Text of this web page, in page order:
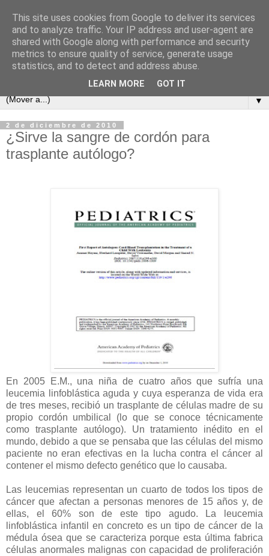
▼
2 de diciembre de 2010
¿Sirve la sangre de cordón para
trasplante autólogo?
En 2005 E.M., una niña de cuatro años que sufría una
leucemia linfoblástica aguda y cuya esperanza de vida era
de tres meses, recibió un trasplante de células madre de su
propio cordón umbilical (lo que se conoce técnicamente
como trasplante autólogo). Un tratamiento inédito en el
mundo, debido a que se pensaba que las células del mismo
paciente no eran efectivas en la lucha contra el cáncer al
contener el mismo defecto genético que lo causaba.
Las leucemias representan un cuarto de todos los tipos de
cáncer que afectan a personas menores de 15 años y, de
ellas, el 60% son de este tipo agudo. La leucemia
linfoblástica infantil en concreto es un tipo de cáncer de la
médula ósea que se caracteriza porque esta última fabrica
células anormales malignas con capacidad de proliferación
This site uses cookies from Google to deliver its services
and to analyze traffic. Your IP address and user-agent are
shared with Google along with performance and security
metrics to ensure quality of service, generate usage
statistics, and to detect and address abuse.
LEARN MORE GOT IT